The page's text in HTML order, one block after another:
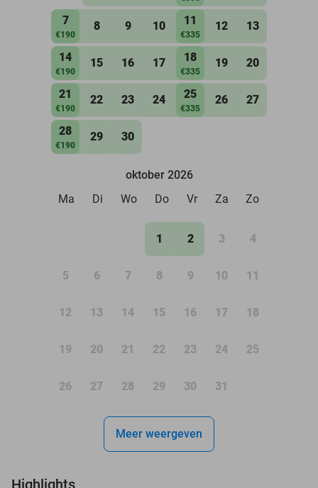
7
€190
8 9 10 11
€335
12 13
14
€190
15 16 17 18
€335
19 20
21
€190
22 23 24 25
€335
26 27
28
€190
29 30
oktober 2026
Ma
Di Wo Do Vr Za Zo
1 2 3 4
5 6 7 8 9 10 11
12 13 14 15 16 17 18
19 20 21 22 23 24 25
26 27 28 29 30 31
Meer weergeven
Highlights